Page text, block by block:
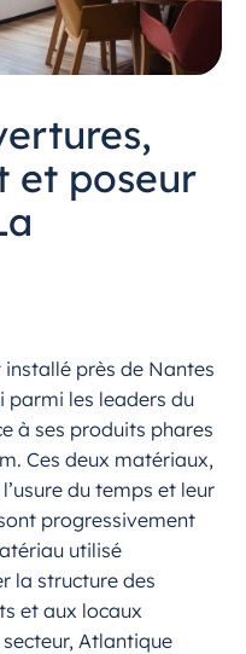
et poseur
près de Nantes
parmi les leaders du
à ses produits phares
Ces deux matériaux,
du temps et leur
progressivement
utilisé
la structure des
et aux locaux
Atlantique